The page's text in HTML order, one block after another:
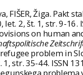
FIŠER, Žiga.
let. 2, št. 1, str. 9-16.
on human
problem in
1, str. 35-44. ISSN